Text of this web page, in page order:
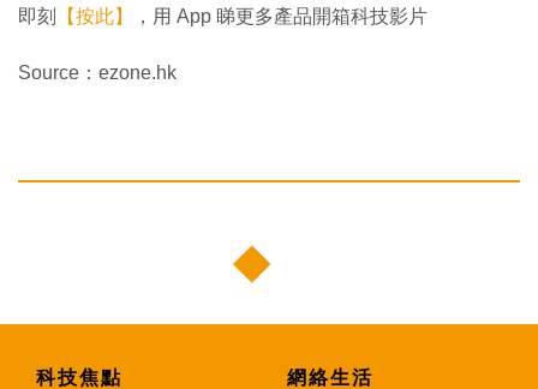
即刻 【按此】 ，用 App 睇更多產品開箱科技影片
Source：ezone.hk
科技焦點 網絡生活